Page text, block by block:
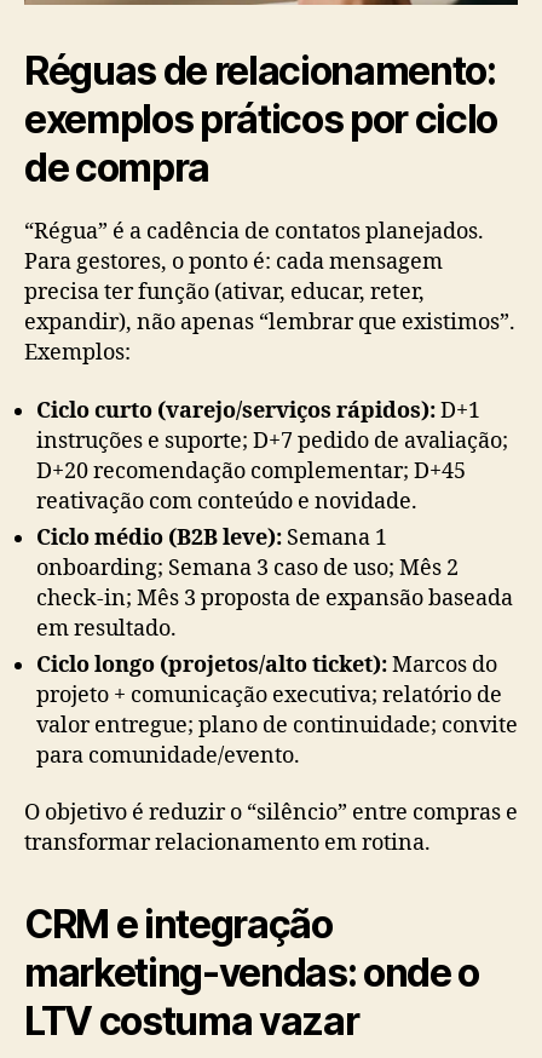
Réguas de relacionamento:
exemplos práticos por ciclo
de compra
“Régua” é a cadência de contatos planejados.
Para gestores, o ponto é: cada mensagem
precisa ter função (ativar, educar, reter,
expandir), não apenas “lembrar que existimos”.
Exemplos:
Ciclo curto (varejo/serviços rápidos):D+1
instruções e suporte; D+7 pedido de avaliação;
D+20 recomendação complementar; D+45
reativação com conteúdo e novidade.
Ciclo médio (B2B leve): Semana 1
onboarding; Semana 3 caso de uso; Mês 2
check-in; Mês 3 proposta de expansão baseada
em resultado.
Ciclo longo (projetos/alto ticket):Marcos do
projeto + comunicação executiva; relatório de
valor entregue; plano de continuidade; convite
para comunidade/evento.
O objetivo é reduzir o “silêncio” entre compras e
transformar relacionamento em rotina.
CRM e integração
marketing-vendas: onde o
LTV costuma vazar